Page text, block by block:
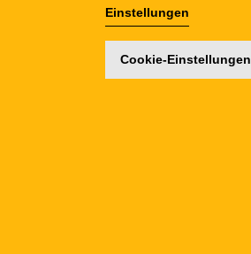
Einstellungen
Cookie-Einstellungen